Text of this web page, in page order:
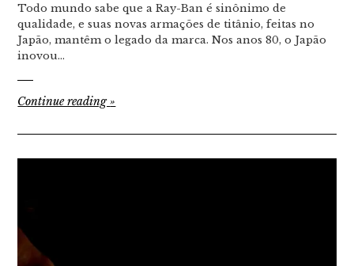
Todo mundo sabe que a Ray-Ban é sinônimo de
qualidade, e suas novas armações de titânio, feitas no
Japão, mantêm o legado da marca. Nos anos 80, o Japão
inovou…
Continue reading»